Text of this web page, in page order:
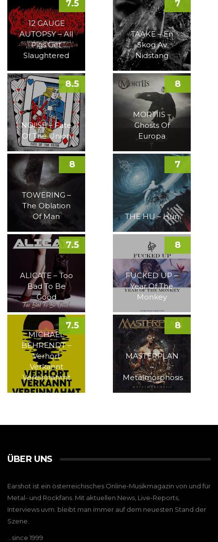
12 GAUGE
AUTOPSY – All
Pigs Get
Slaughtered
7.5
TAAKE – En
Skog Av
Nidstang
7
NOI!SE – Fate
Of The Union
8.5
MORTIIS –
Ghosts Of
Europa
8
TOWERING –
The Oblation
Of Man
8
THE HU – Hun
7
ALICATE – Too
Bad To Be
Good
7.5
FUCKED UP –
Year Of The
Monkey
8
MICHAEL
BEHRENDT –
Verhört
Verkannt
Vereinnahmt
7.5
MASTERPLAN
–
Metalmorphosis
8
ÜBER UNS
Earshot ist ein österreichisches Online-Musikmagazin von und für
Metal- und Rockfans. Mit aktuellen News, Live-Reports,
Interviews uvm. bleibt man immer auf dem neuesten Stand der
Szene.
…since 1999